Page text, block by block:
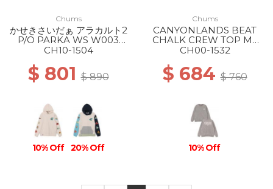
Chums
かせきさいだぁ アラカルト2
P/O PARKA WS W003
H/NATURAL
CH10-1504
$ 801$ 890
10% Off 20% Off
Chums
CANYONLANDS BEAT
CHALK CREW TOP MS
M126 LT.KHAKI
CH00-1532
$ 684$ 760
10% Off